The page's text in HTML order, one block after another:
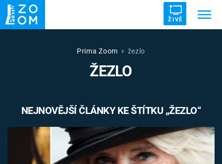
ŽIVĚ
UFO DRUHÁ SVĚTOVÁ VÁLKA
VETŘELCI DÁVNOVĚKU
Témata
Témata
Prima Zoom žezlo
ŽEZLO
NEJNOVĚJŠÍ ČLÁNKY KE ŠTÍTKU „ŽEZLO“